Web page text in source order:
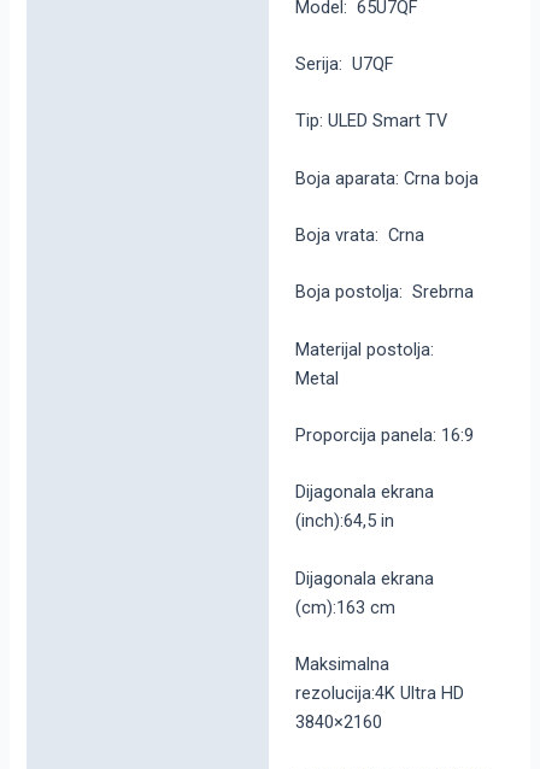
Model: 65U7QF
Serija: U7QF
Tip: ULED Smart TV
Boja aparata: Crna boja
Boja vrata: Crna
Boja postolja: Srebrna
Materijal postolja:
Metal
Proporcija panela: 16:9
Dijagonala ekrana
(inch):64,5 in
Dijagonala ekrana
(cm):163 cm
Maksimalna
rezolucija:4K Ultra HD
3840×2160